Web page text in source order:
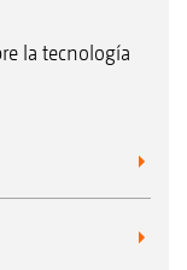
la tecnología